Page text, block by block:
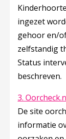
ingezet
gehoor en/
zelfstandig
Status
beschreven.
3.
De site
informatie